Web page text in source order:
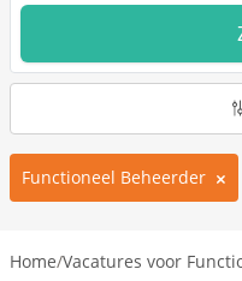
Functioneel Beheerder
Home/Vacatures voor